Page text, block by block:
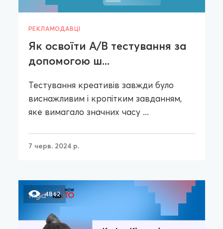
РЕКЛАМОДАВЦІ
Як освоїти A/B тестування за
допомогою ш...
Тестування креативів завжди було
виснажливим і кропітким завданням,
яке вимагало значних часу ...
7 черв. 2024 р.
4862